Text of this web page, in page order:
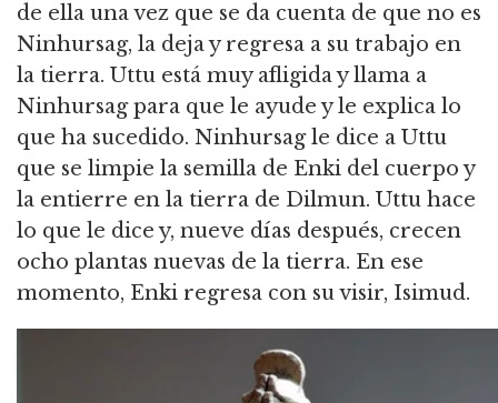
de ella una vez que se da cuenta de que no es
Ninhursag, la deja y regresa a su trabajo en
la tierra. Uttu está muy afligida y llama a
Ninhursag para que le ayude y le explica lo
que ha sucedido. Ninhursag le dice a Uttu
que se limpie la semilla de Enki del cuerpo y
la entierre en la tierra de Dilmun. Uttu hace
lo que le dice y, nueve días después, crecen
ocho plantas nuevas de la tierra. En ese
momento, Enki regresa con su visir, Isimud.